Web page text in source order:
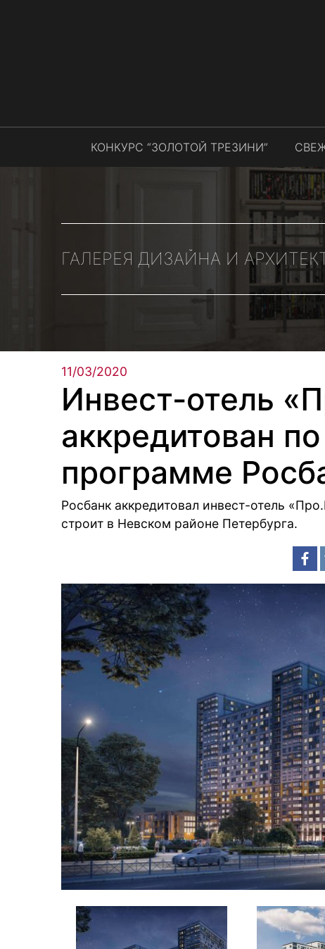
КОНКУРС “ЗОЛОТОЙ ТРЕЗИНИ”
ГАЛЕРЕЯ ДИЗАЙНА И
11/03/2020
Инвест-отель
аккредитован
программе
Росбанк аккредитовал инвест-отель
строит в Невском районе Петербурга.